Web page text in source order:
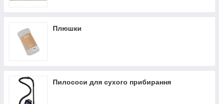
Плюшки
Пилососи для сухого прибирання